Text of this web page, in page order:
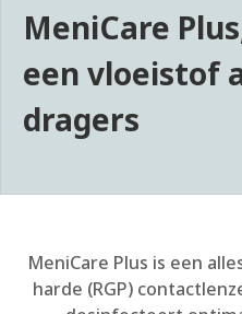
MeniCare
een vloeistof
dragers
MeniCare Plus is een
harde (RGP)